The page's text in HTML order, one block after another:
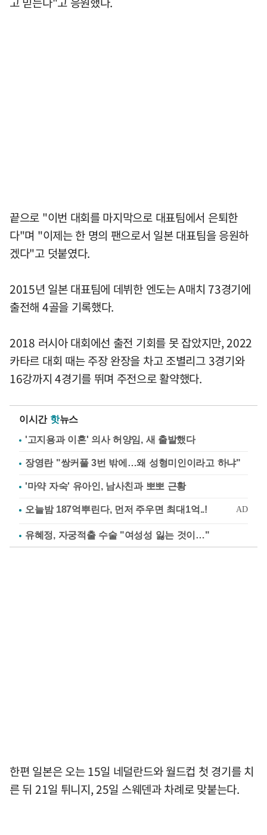
끝으로 "이번 대회를 마지막으로 대표팀에서 은퇴한
다"며 "이제는 한 명의 팬으로서 일본 대표팀을 응원하
겠다"고 덧붙였다.
2015년 일본 대표팀에 데뷔한 엔도는 A매치 73경기에
출전해 4골을 기록했다.
2018 러시아 대회에선 출전 기회를 못 잡았지만, 2022
카타르 대회 때는 주장 완장을 차고 조별리그 3경기와
16강까지 4경기를 뛰며 주전으로 활약했다.
이시간 핫뉴스
'고지용과 이혼' 의사 허양임, 새 출발했다
장영란 "쌍커풀 3번 밖에…왜 성형미인이라고 하냐"
'마약 자숙' 유아인, 남사친과 뽀뽀 근황
유혜정, 자궁적출 수술 "여성성 잃는 것이…"
한편 일본은 오는 15일 네덜란드와 월드컵 첫 경기를 치
른 뒤 21일 튀니지, 25일 스웨덴과 차례로 맞붙는다.